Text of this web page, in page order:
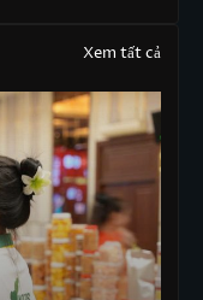
Xem tất cả